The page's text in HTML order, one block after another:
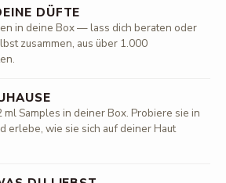
DÜFTE
in deine Box — lass dich beraten oder
zusammen, aus über 1.000
ml Samples in deiner Box. Probiere sie in
erlebe, wie sie sich auf deiner Haut